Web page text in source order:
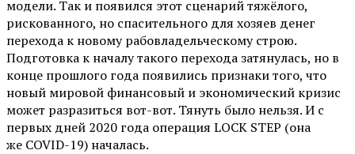
модели. Так и появился этот сценарий тяжёлого,
рискованного, но спасительного для хозяев денег
перехода к новому рабовладельческому строю.
Подготовка к началу такого перехода затянулась, но в
конце прошлого года появились признаки того, что
новый мировой финансовый и экономический кризис
может разразиться вот-вот. Тянуть было нельзя. И с
первых дней 2020 года операция LOCK STEP (она
же COVID-19) началась.